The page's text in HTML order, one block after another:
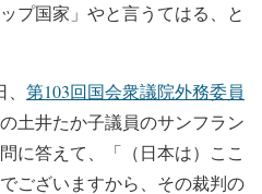
プ国家」やと言うてはる、と
第103回国会衆議院外務委員
土井たか子議員のサンフラン
に答えて、「（日本は）ここ
ございますから、その裁判の